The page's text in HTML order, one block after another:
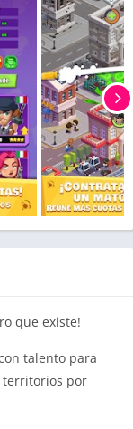
que existe!
talento para
territorios por